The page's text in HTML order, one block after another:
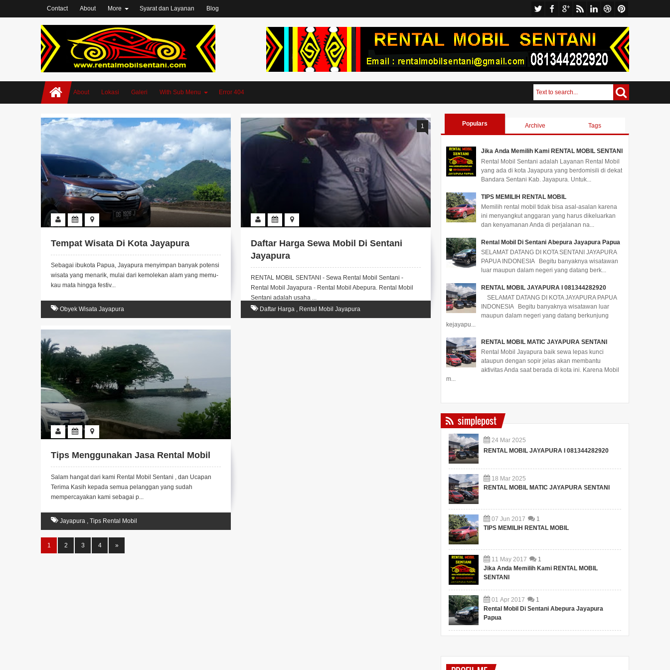
Contact About More Syarat dan Layanan Blog
About Lokasi Galeri With Sub Menu Error 404
Tempat Wisata Di Kota Jayapura
Sebagai ibukota Papua, Jayapura menyimpan banyak potensi
wisata yang menarik, mulai dari kemolekan alam yang memu­
kau mata hingga festiv...
Obyek Wisata Jayapura
1
Daftar Harga Sewa Mobil Di Sentani
Jayapura
RENTAL MOBIL SENTANI - Sewa Rental Mobil Sentani -
Rental Mobil Jayapura - Rental Mobil Abepura. Rental Mobil
Sentani adalah usaha ...
Daftar Harga , Rental Mobil Jayapura
Tips Menggunakan Jasa Rental Mobil
Salam hangat dari kami Rental Mobil Sentani , dan Ucapan
Terima Kasih kepada semua pelanggan yang sudah
mempercayakan kami sebagai p...
Jayapura , Tips Rental Mobil
1 2 3 4 »
Populars Archive Tags
Jika Anda Memilih Kami RENTAL MOBIL SENTANI
Rental Mobil Sentani adalah Layanan Rental Mobil
yang ada di kota Jayapura yang berdomisili di dekat
Bandara Sentani Kab. Jayapura. Untuk...
TIPS MEMILIH RENTAL MOBIL
Memilih rental mobil tidak bisa asal-asalan karena
ini menyangkut anggaran yang harus dikeluarkan
dan kenyamanan Anda di perjalanan na...
Rental Mobil Di Sentani Abepura Jayapura Papua
SELAMAT DATANG DI KOTA SENTANI JAYAPURA
PAPUA INDONESIA Begitu banyaknya wisatawan
luar maupun dalam negeri yang datang berk...
RENTAL MOBIL JAYAPURA I 081344282920
SELAMAT DATANG DI KOTA JAYAPURA PAPUA
INDONESIA Begitu banyaknya wisatawan luar
maupun dalam negeri yang datang berkunjung
kejayapu...
RENTAL MOBIL MATIC JAYAPURA SENTANI
Rental Mobil Jayapura baik sewa lepas kunci
ataupun dengan sopir jelas akan membantu
aktivitas Anda saat berada di kota ini. Karena Mobil
m...
simplepost
24 Mar 2025
RENTAL MOBIL JAYAPURA I 081344282920
18 Mar 2025
RENTAL MOBIL MATIC JAYAPURA SENTANI
07 Jun 2017
1
TIPS MEMILIH RENTAL MOBIL
11 May 2017
1
Jika Anda Memilih Kami RENTAL MOBIL
SENTANI
01 Apr 2017
1
Rental Mobil Di Sentani Abepura Jayapura
Papua